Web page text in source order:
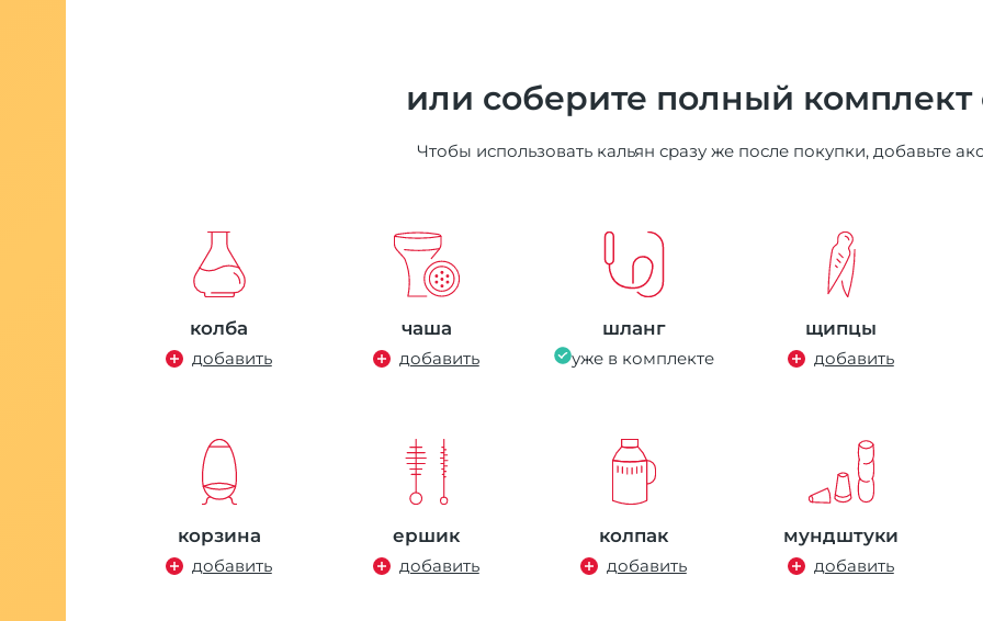
или соберите полный комплект
Чтобы использовать кальян сразу же после покупки, добавьте
колба
добавить
чаша
добавить
шланг
уже в комплекте
щипцы
добавить
корзина
добавить
ершик
добавить
колпак
добавить
мундштуки
добавить